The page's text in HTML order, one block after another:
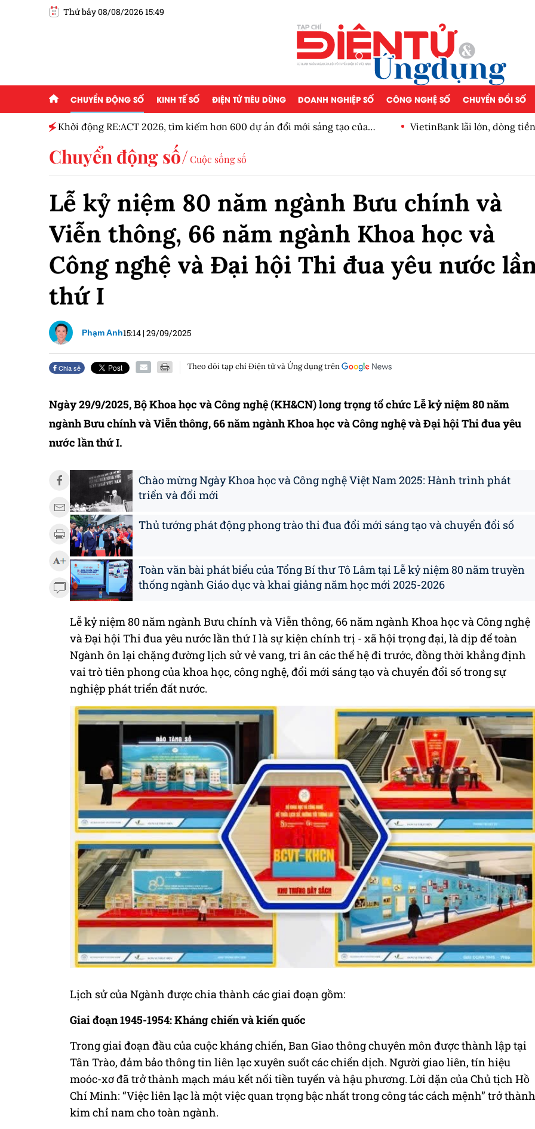
Thứ bảy 08/08/2026 15:49
CHUYỂN ĐỘNG SỐ KINH TẾ SỐ ĐIỆN TỬ TIÊU DÙNG DOANH NGHIỆP SỐ CÔNG NGHỆ SỐ CHUYỂN ĐỔI SỐ
Khởi động RE:ACT 2026, tìm kiếm hơn 600 dự án đổi mới sáng tạo của
VietinBank lãi lớn, dòng
Chuyển động số Cuộc sống số
Lễ kỷ niệm 80 năm ngành Bưu chính và
Viễn thông, 66 năm ngành Khoa học và
Công nghệ và Đại hội Thi đua yêu nước
thứ I
Phạm Anh15:14 |29/09/2025
Chia sẻ Theo dõi tạp chí Điện tử và Ứng dụng trên
Ngày 29/9/2025, Bộ Khoa học và Công nghệ (KH&CN) long trọng tổ chức Lễ kỷ niệm 80 năm
ngành Bưu chính và Viễn thông, 66 năm ngành Khoa học và Công nghệ và Đại hội Thi đua yêu
nước lần thứ I.
Chào mừng Ngày Khoa học và Công nghệ Việt Nam 2025: Hành trình phát
triển và đổi mới
Thủ tướng phát động phong trào thi đua đổi mới sáng tạo và chuyển đổi số
Toàn văn bài phát biểu của Tổng Bí thư Tô Lâm tại Lễ kỷ niệm 80 năm truyền
thống ngành Giáo dục và khai giảng năm học mới 2025-2026
Lễ kỷ niệm 80 năm ngành Bưu chính và Viễn thông, 66 năm ngành Khoa học và Công nghệ
và Đại hội Thi đua yêu nước lần thứ I là sự kiện chính trị - xã hội trọng đại, là dịp để toàn
Ngành ôn lại chặng đường lịch sử vẻ vang, tri ân các thế hệ đi trước, đồng thời khẳng định
vai trò tiên phong của khoa học, công nghệ, đổi mới sáng tạo và chuyển đổi số trong sự
nghiệp phát triển đất nước.
Lịch sử của Ngành được chia thành các giai đoạn gồm:
Giai đoạn 1945-1954: Kháng chiến và kiến quốc
Trong giai đoạn đầu của cuộc kháng chiến, Ban Giao thông chuyên môn được thành lập tại
Tân Trào, đảm bảo thông tin liên lạc xuyên suốt các chiến dịch. Người giao liên, tín hiệu
moóc-xơ đã trở thành mạch máu kết nối tiền tuyến và hậu phương. Lời dặn của Chủ tịch Hồ
Chí Minh: “Việc liên lạc là một việc quan trọng bậc nhất trong công tác cách mệnh” trở thành
kim chỉ nam cho toàn ngành.